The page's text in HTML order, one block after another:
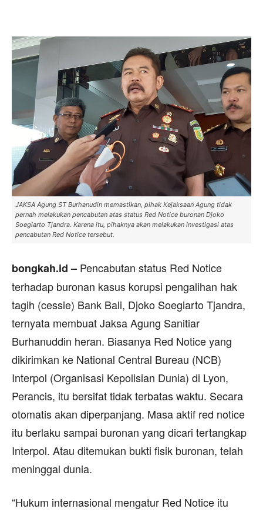
JAKSA Agung ST Burhanudin memastikan, pihak Kejaksaan Agung tidak
pernah melakukan pencabutan atas status Red Notice buronan Djoko
Soegiarto Tjandra. Karena itu, pihaknya akan melakukan investigasi atas
pencabutan Red Notice tersebut.
bongkah.id – Pencabutan status Red Notice
terhadap buronan kasus korupsi pengalihan hak
tagih (cessie) Bank Bali, Djoko Soegiarto Tjandra,
ternyata membuat Jaksa Agung Sanitiar
Burhanuddin heran. Biasanya Red Notice yang
dikirimkan ke National Central Bureau (NCB)
Interpol (Organisasi Kepolisian Dunia) di Lyon,
Perancis, itu bersifat tidak terbatas waktu. Secara
otomatis akan diperpanjang. Masa aktif red notice
itu berlaku sampai buronan yang dicari tertangkap
Interpol. Atau ditemukan bukti fisik buronan, telah
meninggal dunia.
“Hukum internasional mengatur Red Notice itu